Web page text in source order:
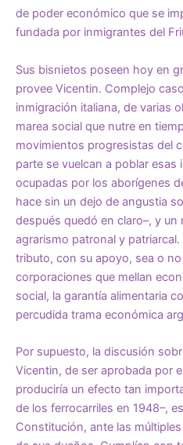
de poder económico que se
fundada por inmigrantes del
Sus bisnietos poseen hoy en
provee Vicentin. Complejo
inmigración italiana, de varias
marea social que nutre en
movimientos progresistas del
parte se vuelcan a poblar esas
ocupadas por los aborígenes
hace sin un dejo de angustia
después quedó en claro–, y
agrarismo patronal y
tributo, con su apoyo, sea o
corporaciones que mellan
social, la garantía alimentaria
percudida trama económica
Por supuesto, la discusión
Vicentin, de ser aprobada por
produciría un efecto tan
de los ferrocarriles en 1948–,
Constitución, ante las